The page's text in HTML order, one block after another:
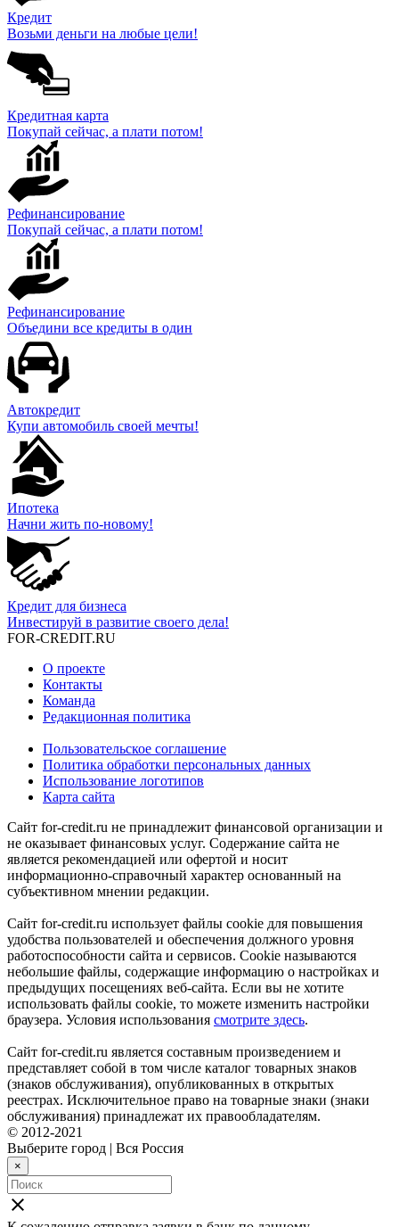
Кредит
Возьми деньги на любые цели!
Кредитная карта
Покупай сейчас, а плати потом!
Рефинансирование
Покупай сейчас, а плати потом!
Рефинансирование
Объедини все кредиты в один
Автокредит
Купи автомобиль своей мечты!
Ипотека
Начни жить по-новому!
Кредит для бизнеса
Инвестируй в развитие своего дела!
FOR-CREDIT.RU
О проекте
Контакты
Команда
Редакционная политика
Пользовательское соглашение
Политика обработки персональных данных
Использование логотипов
Карта сайта
Сайт for-credit.ru не принадлежит финансовой организации и
не оказывает финансовых услуг. Содержание сайта не
является рекомендацией или офертой и носит
информационно-справочный характер основанный на
субъективном мнении редакции.
Сайт for-credit.ru использует файлы cookie для повышения
удобства пользователей и обеспечения должного уровня
работоспособности сайта и сервисов. Cookie называются
небольшие файлы, содержащие информацию о настройках и
предыдущих посещениях веб-сайта. Если вы не хотите
использовать файлы cookie, то можете изменить настройки
браузера. Условия использования смотрите здесь.
Сайт for-credit.ru является составным произведением и
представляет собой в том числе каталог товарных знаков
(знаков обслуживания), опубликованных в открытых
реестрах. Исключительное право на товарные знаки (знаки
обслуживания) принадлежат их правообладателям.
© 2012-2021
Выберите город | Вся Россия
×
close